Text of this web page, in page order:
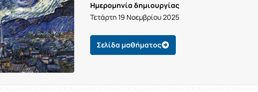
Ημερομηνία δημιουργίας
Τετάρτη 19 Νοεμβρίου 2025
Σελίδα μαθήματος